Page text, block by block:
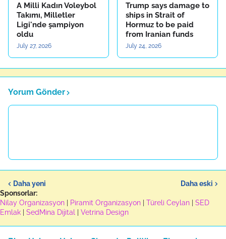
A Milli Kadın Voleybol
Takımı, Milletler
Ligi'nde şampiyon
oldu
July 27, 2026
Trump says damage to
ships in Strait of
Hormuz to be paid
from Iranian funds
July 24, 2026
Yorum Gönder
Daha yeni
Daha eski
Sponsorlar:
Nilay Organizasyon
Piramit Organizasyon Türeli Ceylan
SED
Emlak
SedMina Dijital Vetrina Design